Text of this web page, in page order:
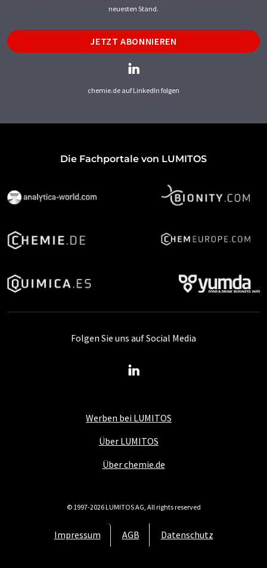
neuesten Stand.
JETZT ABONNIEREN
chemie.de auf LinkedIn folgen
Die Fachportale von LUMITOS
Werben bei LUMITOS
Über LUMITOS
Über chemie.de
Impressum AGB Datenschutz
Folgen Sie uns auf Social Media
© 1997-2026 LUMITOS AG, All rights reserved